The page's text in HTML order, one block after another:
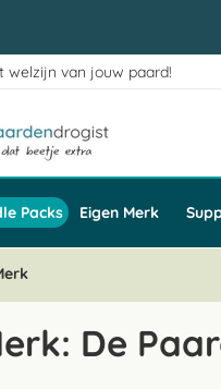
welzijn van jouw paard!
Packs Eigen Merk
De